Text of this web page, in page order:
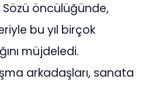
Sözü öncülüğünde,
bu yıl birçok
müjdeledi.
arkadaşları, sanata